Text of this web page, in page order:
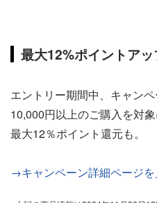
最大12%ポイントア
エントリー期間中、キャン
10,000円以上のご購入を対
最大12％ポイント還元も。
→キャンペーン詳細ページを